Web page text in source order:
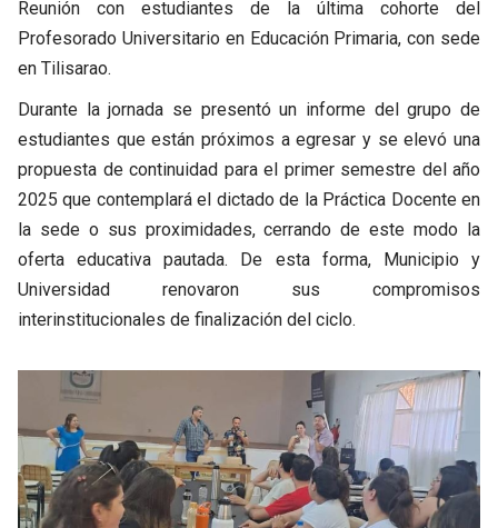
Reunión con estudiantes de la última cohorte del
Profesorado Universitario en Educación Primaria, con sede
en Tilisarao.
Durante la jornada se presentó un informe del grupo de
estudiantes que están próximos a egresar y se elevó una
propuesta de continuidad para el primer semestre del año
2025 que contemplará el dictado de la Práctica Docente en
la sede o sus proximidades, cerrando de este modo la
oferta educativa pautada. De esta forma, Municipio y
Universidad renovaron sus compromisos
interinstitucionales de finalización del ciclo.